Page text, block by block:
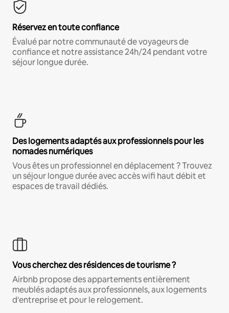
Réservez en toute confiance
Évalué par notre communauté de voyageurs de
confiance et notre assistance 24h/24 pendant votre
séjour longue durée.
Des logements adaptés aux professionnels pour les
nomades numériques
Vous êtes un professionnel en déplacement ? Trouvez
un séjour longue durée avec accès wifi haut débit et
espaces de travail dédiés.
Vous cherchez des résidences de tourisme ?
Airbnb propose des appartements entièrement
meublés adaptés aux professionnels, aux logements
d'entreprise et pour le relogement.